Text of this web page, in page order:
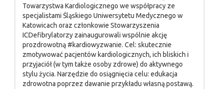
Towarzystwa Kardiologicznego we współpracy ze
specjalistami Śląskiego Uniwersytetu Medycznego w
Katowicach oraz członkowie Stowarzyszenia
ICDefibrylatorzy zainaugurowali wspólnie akcję
prozdrowotną #kardiowyzwanie. Cel: skutecznie
zmotywować pacjentów kardiologicznych, ich bliskich i
przyjaciół (w tym także osoby zdrowe) do aktywnego
stylu życia. Narzędzie do osiągnięcia celu: edukacja
zdrowotna poprzez dawanie przykładu własną postawą.